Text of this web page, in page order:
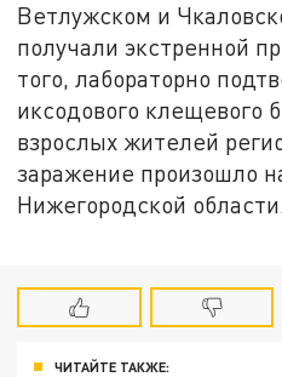
Ветлужском и
получали экстренной
того, лабораторно
иксодового клещевого
взрослых жителей
заражение произошло
Нижегородской области.
ЧИТАЙТЕ ТАКЖЕ: